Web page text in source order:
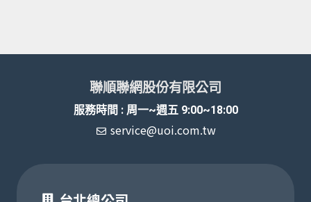
聯順聯網股份有限公司
服務時間 : 周一~週五 9:00~18:00
service@uoi.com.tw